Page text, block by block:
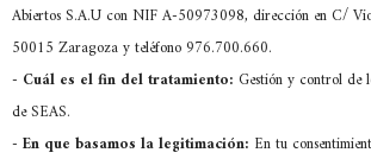
Abiertos S.A.U con NIF A-50973098, dirección en C/
50015 Zaragoza y teléfono 976.700.660.
- Cuál es el fin del tratamiento: Gestión y control de
de SEAS.
- En que basamos la legitimación: En tu